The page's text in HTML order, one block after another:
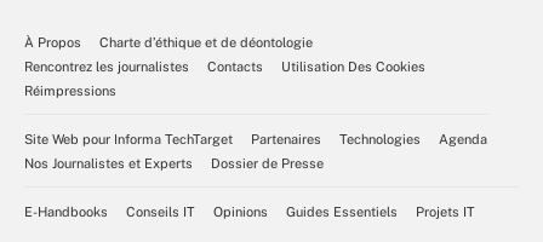
À Propos
Charte d’éthique et de déontologie
Rencontrez les journalistes
Contacts
Utilisation Des Cookies
Réimpressions
Site Web pour Informa TechTarget Partenaires Technologies
Agenda
Nos Journalistes et Experts
Dossier de Presse
E-Handbooks Conseils IT Opinions Guides Essentiels Projets IT